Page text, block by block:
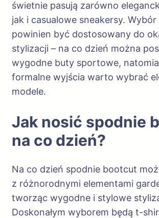
świetnie pasują zarówno
jak i casualowe sneakersy.
powinien być dostosowany do
stylizacji – na co dzień można
wygodne buty sportowe,
formalne wyjścia warto wybrać
modele.
Jak nosić spodnie
na co dzień?
Na co dzień spodnie bootcut
z różnorodnymi elementami
tworząc wygodne i stylowe
Doskonałym wyborem będą t-